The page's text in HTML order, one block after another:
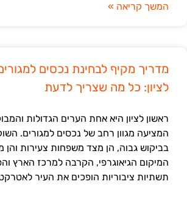
המשך קריאה »
מדריך מקיף לבחינת נכסים
לציון: כל מה שצריך לדעת
ראשון לציון היא אחת הערים הגדולות
המציעה מגוון רחב של נכסים למגורים. השוק
בביקוש גבוה, הן מצד משפחות צעירות והן
המיקום הגיאוגרפי, הקרבה למרכז הארץ
תשתיות ציבוריות הופכים את העיר